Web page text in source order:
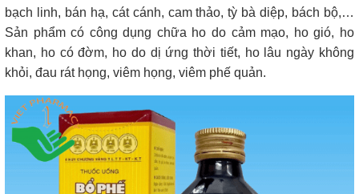
bạch linh, bán hạ, cát cánh, cam thảo, tỳ bà diệp, bách bộ,…
Sản phẩm có công dụng chữa ho do cảm mạo, ho gió, ho
khan, ho có đờm, ho do dị ứng thời tiết, ho lâu ngày không
khỏi, đau rát họng, viêm họng, viêm phế quản.